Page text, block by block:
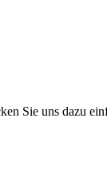
Sie uns dazu